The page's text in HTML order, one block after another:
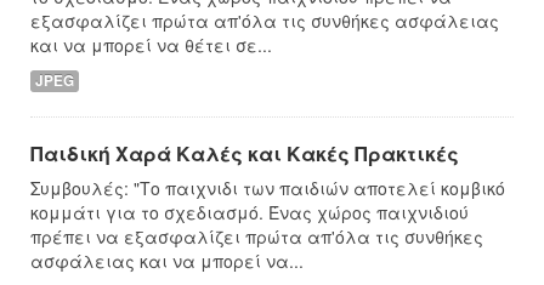
εξασφαλίζει πρώτα απ'όλα τις συνθήκες ασφάλειας
και να μπορεί να θέτει σε...
JPEG
Παιδική Χαρά Καλές και Κακές Πρακτικές
Συμβουλές: "Το παιχνιδι των παιδιών αποτελεί κομβικό
κομμάτι για το σχεδιασμό. Ένας χώρος παιχνιδιού
πρέπει να εξασφαλίζει πρώτα απ'όλα τις συνθήκες
ασφάλειας και να μπορεί να...